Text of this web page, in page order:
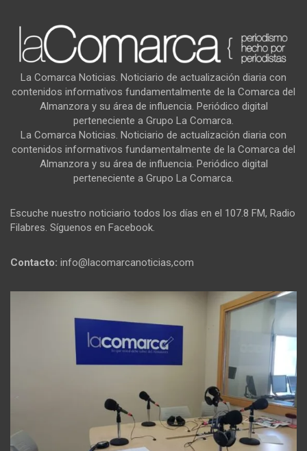
La Comarca Noticias. Noticiario de actualización diaria con
contenidos informativos fundamentalmente de la Comarca del
Almanzora y su área de influencia. Periódico digital
perteneciente a Grupo La Comarca.
La Comarca Noticias. Noticiario de actualización diaria con
contenidos informativos fundamentalmente de la Comarca del
Almanzora y su área de influencia. Periódico digital
perteneciente a Grupo La Comarca.
Escuche nuestro noticiario todos los días en el 107.8 FM, Radio
Filabres. Síguenos en Facebook.
Contacto: info@lacomarcanoticias,com